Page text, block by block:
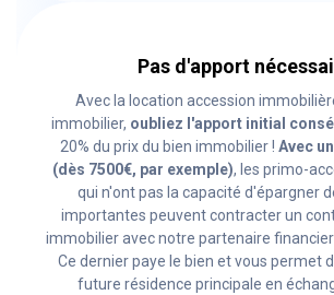
Pas d'apport
Avec la location accession
immobilier, oubliez l'apport initial
20% du prix du bien immobilier ! Avec
(dès 7500€, par exemple), les primo-
qui n'ont pas la capacité d'épargner
importantes peuvent contracter un
immobilier avec notre partenaire
Ce dernier paye le bien et vous permet
future résidence principale en